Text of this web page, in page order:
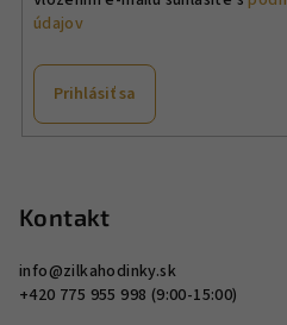
údajov
Prihlásiť sa
Kontakt
info@zilkahodinky.sk
+420 775 955 998 (9:00-15:00)